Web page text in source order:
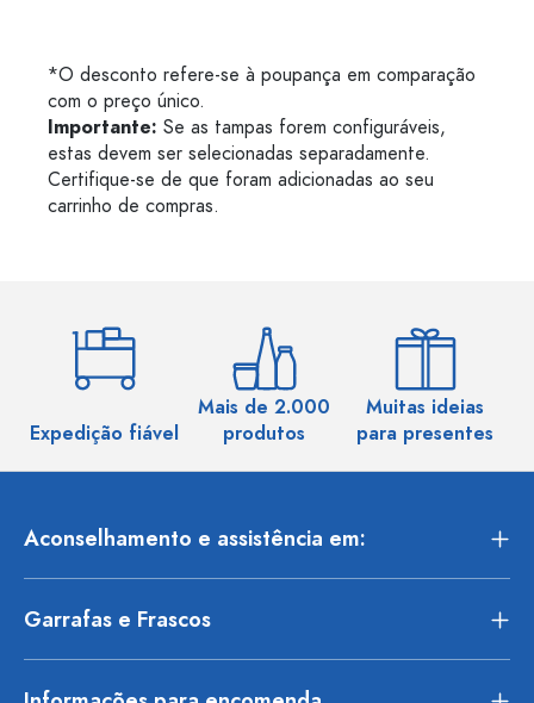
*O desconto refere-se à poupança em comparação
com o preço único.
Importante: Se as tampas forem configuráveis,
estas devem ser selecionadas separadamente.
Certifique-se de que foram adicionadas ao seu
carrinho de compras.
Expedição fiável
Mais de 2.000
produtos
Muitas ideias
para presentes
Aconselhamento e assistência em:
Garrafas e Frascos